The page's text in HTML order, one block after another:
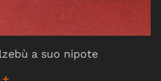
a suo nipote